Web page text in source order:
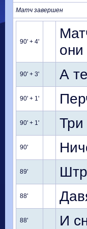
Матч завершен
90' + 4'
90' + 3' А
90' + 1'
90' + 1' Три
90'
89'
88'
88' И